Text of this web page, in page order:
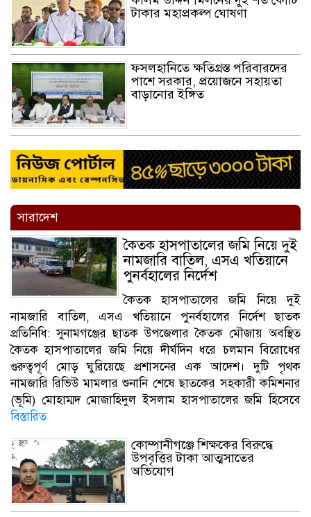
টাকার মহাপ্রকল্প ঘোষণা
ফসলহানিতে ক্ষতিগ্রস্ত পরিবারদের
পাশে সরকার, প্রয়োজনে সহায়তা
বাড়ানোর ইঙ্গিত
সারাদেশ
কৈতক হাসপাতালের জমি নিয়ে দুই
নামজারি বাতিল, এসএ খতিয়ানে
পুনর্বহালের নির্দেশ
কৈতক হাসপাতালের জমি নিয়ে দুই
নামজারি বাতিল, এসএ খতিয়ানে পুনর্বহালের নির্দেশ ছাতক
প্রতিনিধি: সুনামগঞ্জের ছাতক উপজেলার কৈতক মৌজায় অবস্থিত
কৈতক হাসপাতালের জমি নিয়ে দীর্ঘদিন ধরে চলমান বিরোধের
গুরুত্বপূর্ণ মোড় ঘুরিয়েছে প্রশাসনের এক আদেশ। দুটি পৃথক
নামজারি রিভিউ মামলার শুনানি শেষে ছাতকের সহকারী কমিশনার
(ভূমি) মোহাম্মদ মোজাহিদুল ইসলাম হাসপাতালের জমি হিসেবে
বিস্তারিত
কোম্পানীগঞ্জে শিক্ষকের বিরুদ্ধে
উপবৃত্তির টাকা আত্মসাতের
অভিযোগ